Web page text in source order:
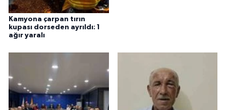
Kamyona çarpan tırın
kupası dorseden ayrıldı: 1
ağır yaralı